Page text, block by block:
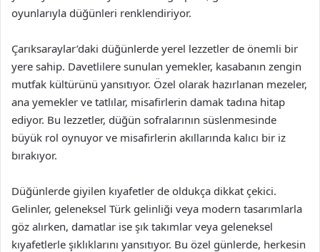
oyunlarıyla düğünleri renklendiriyor.
Çarıksaraylar’daki düğünlerde yerel lezzetler de önemli bir
yere sahip. Davetlilere sunulan yemekler, kasabanın zengin
mutfak kültürünü yansıtıyor. Özel olarak hazırlanan mezeler,
ana yemekler ve tatlılar, misafirlerin damak tadına hitap
ediyor. Bu lezzetler, düğün sofralarının süslenmesinde
büyük rol oynuyor ve misafirlerin akıllarında kalıcı bir iz
bırakıyor.
Düğünlerde giyilen kıyafetler de oldukça dikkat çekici.
Gelinler, geleneksel Türk gelinliği veya modern tasarımlarla
göz alırken, damatlar ise şık takımlar veya geleneksel
kıyafetlerle şıklıklarını yansıtıyor. Bu özel günlerde, herkesin